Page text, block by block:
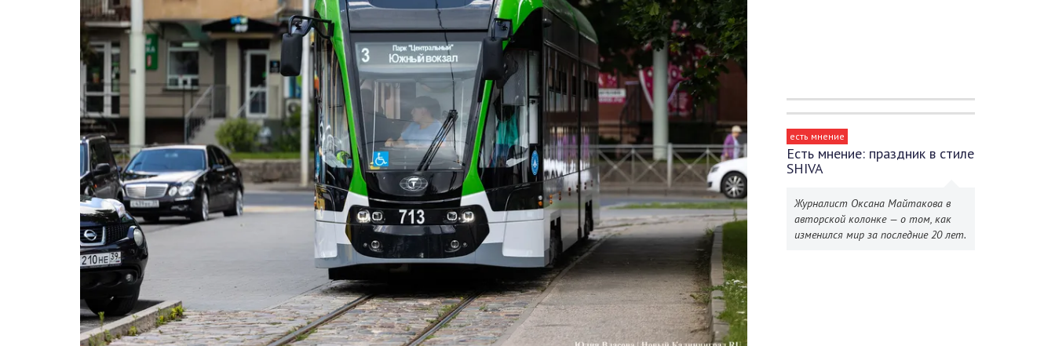
есть мнение
Есть мнение: праздник в стиле
SHIVA
Журналист Оксана Майтакова в
авторской колонке — о том, как
изменился мир за последние 20 лет.